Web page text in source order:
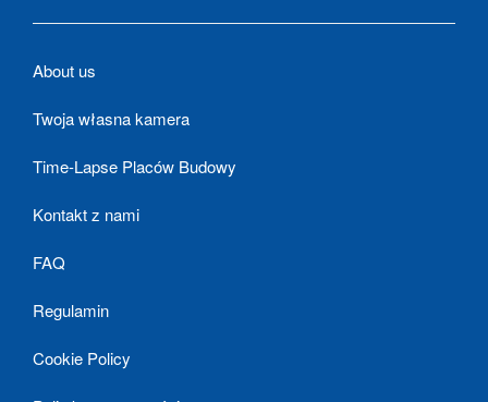
About us
Twoja własna kamera
Time-Lapse Placów Budowy
Kontakt z nami
FAQ
Regulamin
Cookie Policy